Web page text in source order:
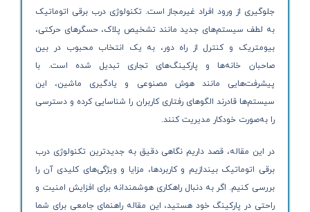
جلوگیری از ورود افراد غیرمجاز است. تکنولوژی درب برقی اتوماتیک
به لطف سیستم‌های جدید مانند تشخیص پلاک، حسگرهای حرکتی،
بیومتریک و کنترل از راه دور، به یک انتخاب محبوب در بین
صاحبان خانه‌ها و پارکینگ‌های تجاری تبدیل شده است. با
پیشرفت‌هایی مانند هوش مصنوعی و یادگیری ماشین، این
سیستم‌ها قادرند الگوهای رفتاری کاربران را شناسایی کرده و دسترسی
را به‌صورت خودکار مدیریت کنند.
در این مقاله، قصد داریم نگاهی دقیق به جدیدترین تکنولوژی درب
برقی اتوماتیک بیندازیم و کاربردها، مزایا و ویژگی‌های کلیدی آن را
بررسی کنیم. اگر به دنبال راهکاری هوشمندانه برای افزایش امنیت و
راحتی در پارکینگ خود هستید، این مقاله راهنمای جامعی برای شما